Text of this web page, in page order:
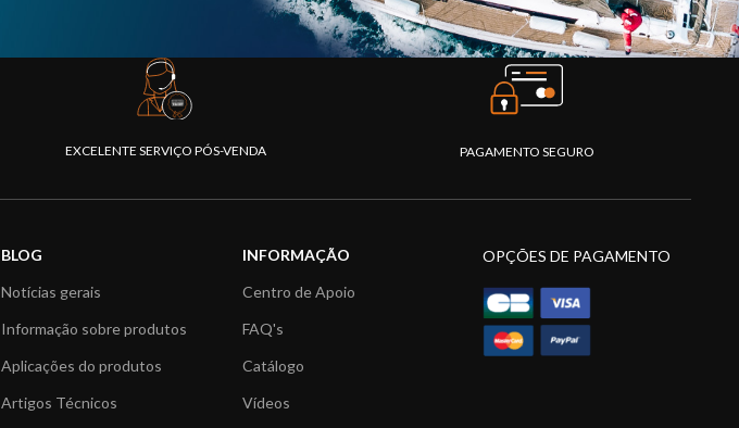
EXCELENTE SERVIÇO PÓS-VENDA PAGAMENTO SEGURO
BLOG
Notícias gerais
Informação sobre produtos
Aplicações do produtos
Artigos Técnicos
INFORMAÇÃO
Centro de Apoio
FAQ's
Catálogo
Vídeos
OPÇÕES DE PAGAMENTO